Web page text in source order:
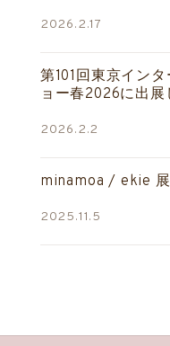
2026.2.17
第101回東京イン
ョー春2026に出展
2026.2.2
minamoa / ekie
2025.11.5